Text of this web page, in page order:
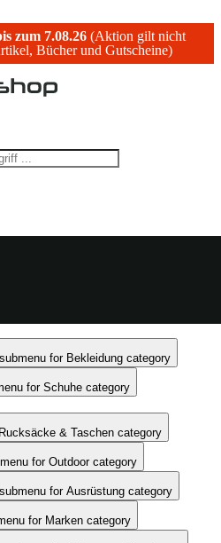
zum 7.08.26(Aktion gilt nicht
Bücher und Gutscheine)
for Bekleidung category
for Schuhe category
& Taschen category
for Outdoor category
for Ausrüstung category
for Marken category